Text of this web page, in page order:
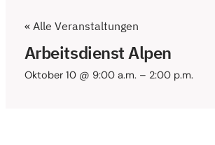
« Alle Veranstaltungen
Arbeitsdienst Alpen
Oktober 10 @ 9:00 a.m.– 2:00 p.m.